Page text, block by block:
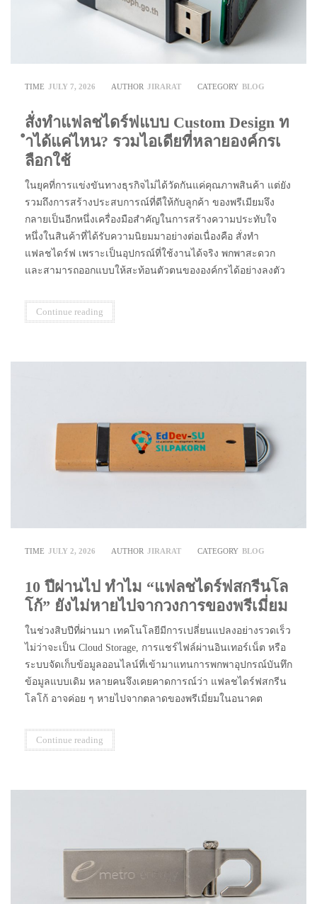
TIME JULY 7, 2026 AUTHOR JIRARAT CATEGORY BLOG
สั่งทำแฟลชไดร์ฟแบบ Custom Design ท
ำได้แค่ไหน? รวมไอเดียที่หลายองค์กรเ
ลือกใช้
ในยุคที่การแข่งขันทางธุรกิจไม่ได้วัดกันแค่คุณภาพสินค้า แต่ยัง
รวมถึงการสร้างประสบการณ์ที่ดีให้กับลูกค้า ของพรีเมียมจึง
กลายเป็นอีกหนึ่งเครื่องมือสำคัญในการสร้างความประทับใจ
หนึ่งในสินค้าที่ได้รับความนิยมมาอย่างต่อเนื่องคือ สั่งทำ
แฟลชไดร์ฟ เพราะเป็นอุปกรณ์ที่ใช้งานได้จริง พกพาสะดวก
และสามารถออกแบบให้สะท้อนตัวตนขององค์กรได้อย่างลงตัว
Continue reading
TIME JULY 2, 2026 AUTHOR JIRARAT CATEGORY BLOG
10 ปีผ่านไป ทำไม “แฟลชไดร์ฟสกรีนโล
โก้” ยังไม่หายไปจากวงการของพรีเมี่ยม
ในช่วงสิบปีที่ผ่านมา เทคโนโลยีมีการเปลี่ยนแปลงอย่างรวดเร็ว
ไม่ว่าจะเป็น Cloud Storage, การแชร์ไฟล์ผ่านอินเทอร์เน็ต หรือ
ระบบจัดเก็บข้อมูลออนไลน์ที่เข้ามาแทนการพกพาอุปกรณ์บันทึก
ข้อมูลแบบเดิม หลายคนจึงเคยคาดการณ์ว่า แฟลชไดร์ฟสกรีน
โลโก้ อาจค่อย ๆ หายไปจากตลาดของพรีเมี่ยมในอนาคต
Continue reading